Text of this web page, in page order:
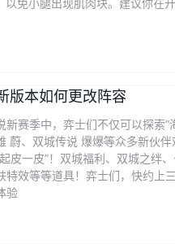
免小腿出现肌肉块。建议你在
版本如何更改阵容
赛季中，弈士们不仅可以探索“
蔚、双城传说 爆爆等众多新伙
皮一皮”！双城福利、双城之绊
效等等道具！弈士们，快约上
验